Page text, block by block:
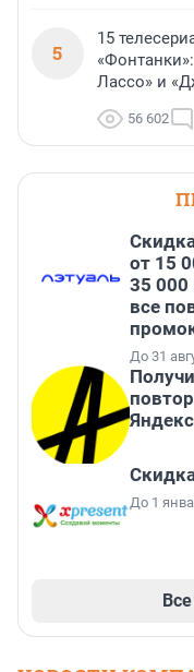
5
15
Лассо» и
56 602
от 15
35 000
все
До 31
До 1